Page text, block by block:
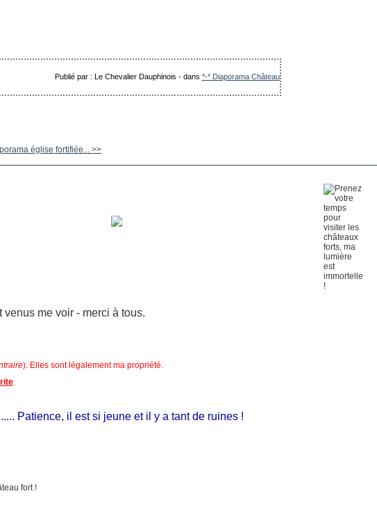
Publié par : Le Chevalier Dauphinois -dans *-* Diaporama Château
église fortifiée... >>
me voir - merci à tous.
). Elles sont légalement ma propriété.
.
Patience, il est si jeune et il y a tant de ruines !